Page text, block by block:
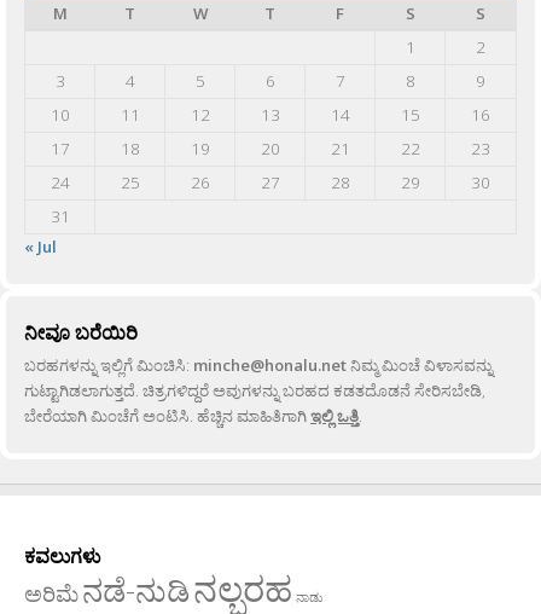
M
T W T F S
S
1
2
3
4 5 6 7 8
9
10
11 12 13 14 15
16
17
18 19 20 21 22
23
24
25 26 27 28 29
30
31
« Jul
ನೀವೂ ಬರೆಯಿರಿ
ಬರಹಗಳನ್ನು ಇಲ್ಲಿಗೆ ಮಿಂಚಿಸಿ: minche@honalu.netನಿಮ್ಮ ಮಿಂಚೆ ವಿಳಾಸವನ್ನು
ಗುಟ್ಟಾಗಿಡಲಾಗುತ್ತದೆ. ಚಿತ್ರಗಳಿದ್ದರೆ ಅವುಗಳನ್ನು ಬರಹದ ಕಡತದೊಡನೆ ಸೇರಿಸಬೇಡಿ,
ಬೇರೆಯಾಗಿ ಮಿಂಚೆಗೆ ಅಂಟಿಸಿ. ಹೆಚ್ಚಿನ ಮಾಹಿತಿಗಾಗಿಇಲ್ಲಿ ಒತ್ತಿ.
ಕವಲುಗಳು
ಅರಿಮೆನಡೆ-ನುಡಿನಲ್ಬರಹ ನಾಡು